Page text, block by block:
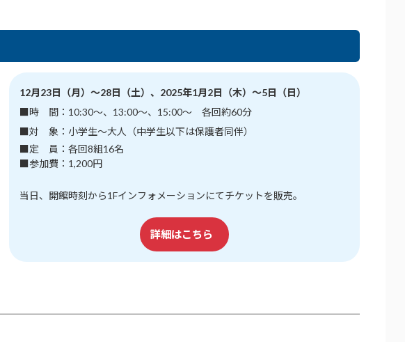
12月23日（月）～28日（土）、2025年1月2日（木）～5日（日）
■時 間：10:30～、13:00～、15:00～ 各回約60分
■対 象：小学生～大人（中学生以下は保護者同伴）
■定 員：各回8組16名
■参加費：1,200円
当日、開館時刻から1Fインフォメーションにてチケットを販売。
詳細はこちら